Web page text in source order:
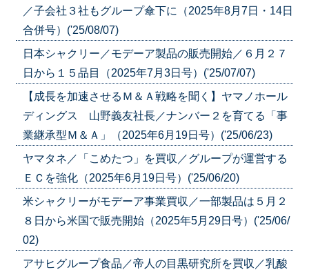
／子会社３社もグループ傘下に（2025年8月7日・14日
合併号）('25/08/07)
日本シャクリー／モデーア製品の販売開始／６月２７
日から１５品目（2025年7月3日号）('25/07/07)
【成長を加速させるＭ＆Ａ戦略を聞く】ヤマノホール
ディングス 山野義友社長／ナンバー２を育てる「事
業継承型Ｍ＆Ａ」（2025年6月19日号）('25/06/23)
ヤマタネ／「こめたつ」を買収／グループが運営する
ＥＣを強化（2025年6月19日号）('25/06/20)
米シャクリーがモデーア事業買収／一部製品は５月２
８日から米国で販売開始（2025年5月29日号）('25/06/
02)
アサヒグループ食品／帝人の目黒研究所を買収／乳酸